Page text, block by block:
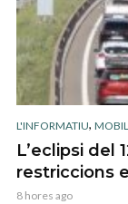
L'INFORMATIU,
L’eclipsi del
restriccions
8 hores ago